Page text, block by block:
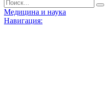
Медицина и наука
Навигация: